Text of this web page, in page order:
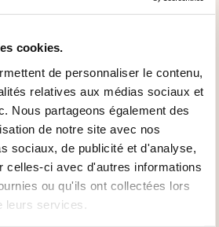
cookies.
de personnaliser le contenu,
relatives aux médias sociaux et
Nous partageons également des
de notre site avec nos
sociaux, de publicité et d'analyse,
celles-ci avec d'autres informations
ou qu'ils ont collectées lors
leurs services.
ou une recette miracle. Nos
portes, parfois décalées,
à chacun de trouver la
de son contexte propre.
est utile pour nos équipes, nos
que chacun développe ses
propres pour contribuer à la